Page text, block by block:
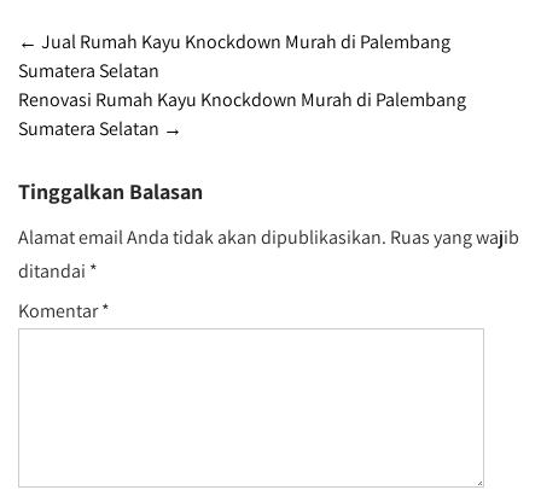
Post
navigation
← Jual Rumah Kayu Knockdown Murah di Palembang
Sumatera Selatan
Renovasi Rumah Kayu Knockdown Murah di Palembang
Sumatera Selatan →
Tinggalkan Balasan
Alamat email Anda tidak akan dipublikasikan. Ruas yang wajib
ditandai *
Komentar*